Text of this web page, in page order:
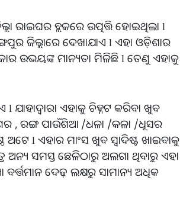
ରାଇଘର ବ୍ଲକରେ ଉତ୍ପତ୍ତି ହୋଇଥିଲା l
ଜିଲ୍ଲାରେ ଦେଖାଯାଏ l ଏହା ଓଡ଼ିଶାର
ଉଭୟଙ୍କ ମାନ୍ୟତା ମିଳିଛି l ତେଣୁ ଏହାକୁ
ଯାହାଦ୍ୱାରା ଏହାକୁ ଚିହ୍ନଟ କରିବା ଖୁବ
, ରଙ୍ଗ ପାଉଁଶିଆ /ଧଳା /କଳା /ଧୂସର
ଅଟେ l ଏହାର ମାଂସ ଖୁବ ସ୍ୱାଦିଷ୍ଟ ଖାଇବାକୁ
ଅନ୍ୟ ସମସ୍ତ ଛେଳିଠାରୁ ଅଲଗା ଥିବାରୁ ଏହା
ଦେଢ଼ ଲକ୍ଷରୁ ସାମାନ୍ୟ ଅଧିକ